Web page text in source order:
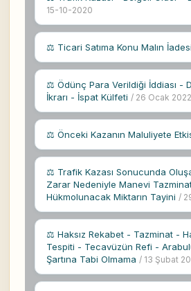
15-10-2020
⚖ Ticari Satıma Konu Malın İadesi
⚖ Ödünç Para Verildiği İddiası -
İkrarı - İspat Külfeti / 26 Ocak
⚖ Önceki Kazanın Maluliyete
⚖ Trafik Kazası Sonucunda
Zarar Nedeniyle Manevi
Hükmolunacak Miktarın Tayini /
⚖ Haksız Rekabet - Tazminat -
Tespiti - Tecavüzün Refi -
Şartına Tabi Olmama / 13 Şubat